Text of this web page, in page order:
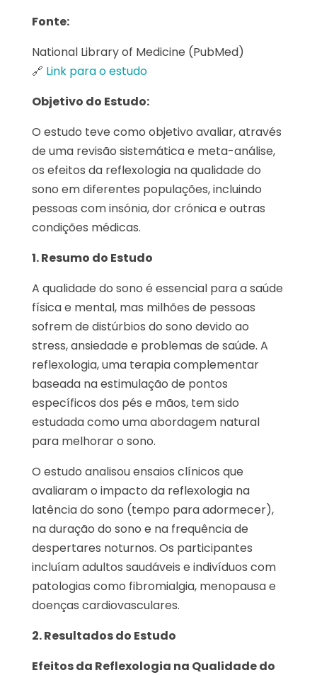
Fonte:
National Library of Medicine (PubMed)
🔗 Link para o estudo
Objetivo do Estudo:
O estudo teve como objetivo avaliar, através
de uma revisão sistemática e meta-análise,
os efeitos da reflexologia na qualidade do
sono em diferentes populações, incluindo
pessoas com insónia, dor crónica e outras
condições médicas.
1. Resumo do Estudo
A qualidade do sono é essencial para a saúde
física e mental, mas milhões de pessoas
sofrem de distúrbios do sono devido ao
stress, ansiedade e problemas de saúde. A
reflexologia, uma terapia complementar
baseada na estimulação de pontos
específicos dos pés e mãos, tem sido
estudada como uma abordagem natural
para melhorar o sono.
O estudo analisou ensaios clínicos que
avaliaram o impacto da reflexologia na
latência do sono (tempo para adormecer),
na duração do sono e na frequência de
despertares noturnos. Os participantes
incluíam adultos saudáveis e indivíduos com
patologias como fibromialgia, menopausa e
doenças cardiovasculares.
2. Resultados do Estudo
Efeitos da Reflexologia na Qualidade do